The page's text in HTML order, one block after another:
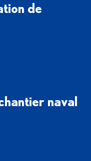
de
naval